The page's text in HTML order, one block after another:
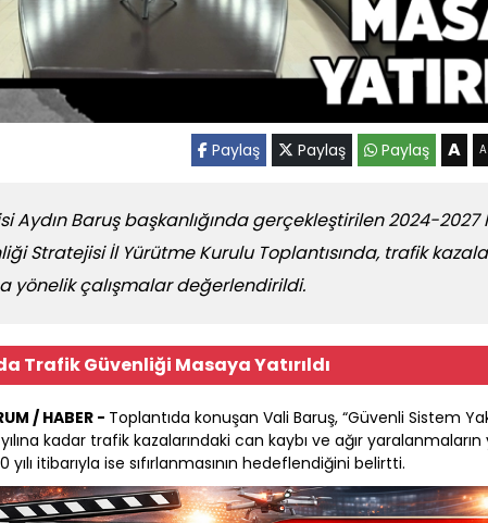
Paylaş Paylaş Paylaş A A
Aydın Baruş başkanlığında gerçekleştirilen 2024-
Stratejisi İl Yürütme Kurulu Toplantısında, trafik
yönelik çalışmalar değerlendirildi.
Trafik Güvenliği Masaya Yatırıldı
/ HABER - Toplantıda konuşan Vali Baruş, “Güvenli Sistem
kadar trafik kazalarındaki can kaybı ve ağır
yılı itibarıyla ise sıfırlanmasının hedeflendiğini belirtti.